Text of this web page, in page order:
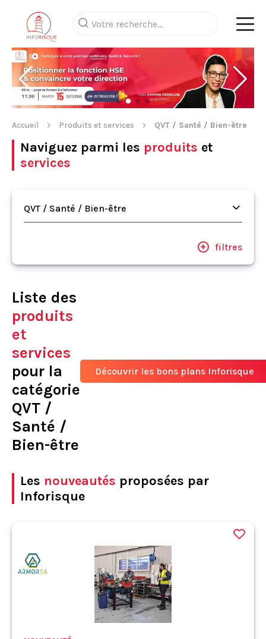
Accueil Produits et services QVT / Santé / Bien-être
Naviguez parmi les produits et
services
QVT / Santé / Bien-être
filtres
Liste des
produits
et
services
pour la
catégorie
QVT /
Santé /
Bien-être
Découvrir les bons plans Inforisque
Les nouveautés proposées par
Inforisque